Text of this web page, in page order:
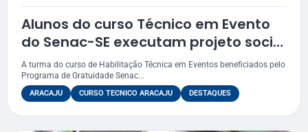
Alunos do curso Técnico em Evento
do Senac-SE executam projeto social
de festa para debutante
A turma do curso de Habilitação Técnica em Eventos beneficiados pelo
Programa de Gratuidade Senac...
ARACAJU CURSO TECNICO ARACAJU DESTAQUES